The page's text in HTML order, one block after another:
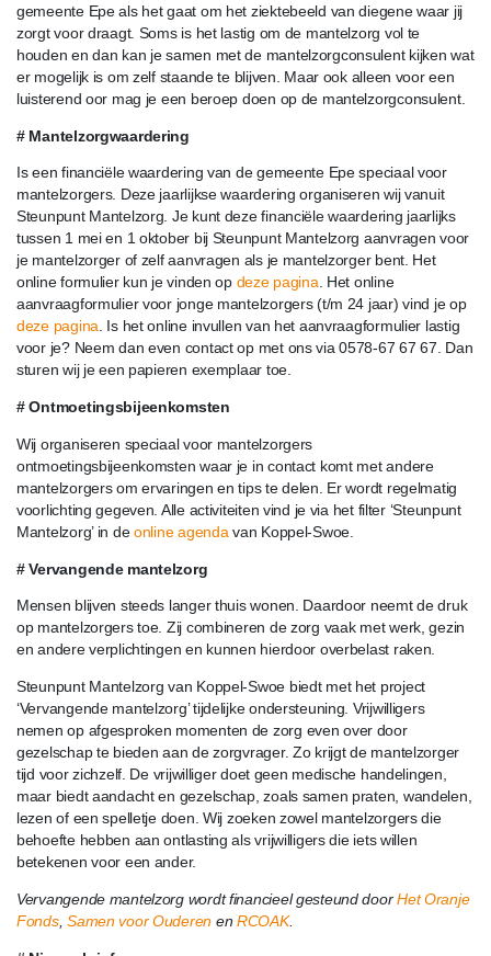
gemeente Epe als het gaat om het ziektebeeld van diegene waar jij
zorgt voor draagt. Soms is het lastig om de mantelzorg vol te
houden en dan kan je samen met de mantelzorgconsulent kijken wat
er mogelijk is om zelf staande te blijven. Maar ook alleen voor een
luisterend oor mag je een beroep doen op de mantelzorgconsulent.
# Mantelzorgwaardering
Is een financiële waardering van de gemeente Epe speciaal voor
mantelzorgers. Deze jaarlijkse waardering organiseren wij vanuit
Steunpunt Mantelzorg. Je kunt deze financiële waardering jaarlijks
tussen 1 mei en 1 oktober bij Steunpunt Mantelzorg aanvragen voor
je mantelzorger of zelf aanvragen als je mantelzorger bent. Het
online formulier kun je vinden op deze pagina. Het online
aanvraagformulier voor jonge mantelzorgers (t/m 24 jaar) vind je op
deze pagina. Is het online invullen van het aanvraagformulier lastig
voor je? Neem dan even contact op met ons via 0578-67 67 67. Dan
sturen wij je een papieren exemplaar toe.
# Ontmoetingsbijeenkomsten
Wij organiseren speciaal voor mantelzorgers
ontmoetingsbijeenkomsten waar je in contact komt met andere
mantelzorgers om ervaringen en tips te delen. Er wordt regelmatig
voorlichting gegeven. Alle activiteiten vind je via het filter ‘Steunpunt
Mantelzorg’ in deonline agenda van Koppel-Swoe.
# Vervangende mantelzorg
Mensen blijven steeds langer thuis wonen. Daardoor neemt de druk
op mantelzorgers toe. Zij combineren de zorg vaak met werk, gezin
en andere verplichtingen en kunnen hierdoor overbelast raken.
Steunpunt Mantelzorg van Koppel-Swoe biedt met het project
‘Vervangende mantelzorg’ tijdelijke ondersteuning. Vrijwilligers
nemen op afgesproken momenten de zorg even over door
gezelschap te bieden aan de zorgvrager. Zo krijgt de mantelzorger
tijd voor zichzelf. De vrijwilliger doet geen medische handelingen,
maar biedt aandacht en gezelschap, zoals samen praten, wandelen,
lezen of een spelletje doen. Wij zoeken zowel mantelzorgers die
behoefte hebben aan ontlasting als vrijwilligers die iets willen
betekenen voor een ander.
Vervangende mantelzorg wordt financieel gesteund doorHet Oranje
Fonds,Samen voor Ouderen enRCOAK.